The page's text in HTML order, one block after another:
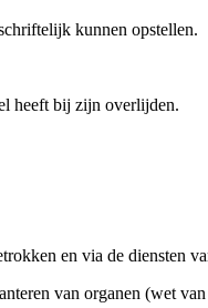
kunnen opstellen.
heeft bij zijn overlijden.
en via de diensten
van organen (wet